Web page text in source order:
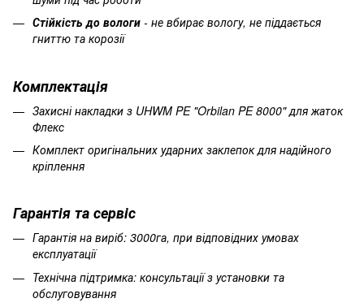
Стійкість до вологи - не вбирає вологу, не піддається
гниттю та корозії
Комплектація
Захисні накладки з UHWM PE "Orbilan PE 8000" для жаток
Флекс
Комплект оригінальних ударних заклепок для надійного
кріплення
Гарантія та сервіс
Гарантія на виріб: 3000га, при відповідних умовах
експлуатації
Технічна підтримка: консультації з установки та
обслуговування